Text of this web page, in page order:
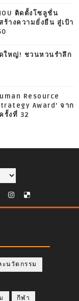
ติดตั้งโซลูชั่น
างความยั่งยืน สู่เป้า
ใหญ่! ชวนหวนรำลึก
Resource
Award’ จาก
รั้งที่ 32
นวัตกรรม
กีฬา